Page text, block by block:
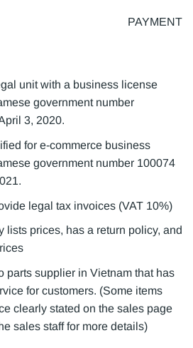
PAYMENT
unit with a business license
government number
3, 2020.
for e-commerce business
government number 100074
legal tax invoices (VAT 10%)
lists prices, has a return policy, and
parts supplier in Vietnam that has
for customers. (Some items
clearly stated on the sales page
sales staff for more details)